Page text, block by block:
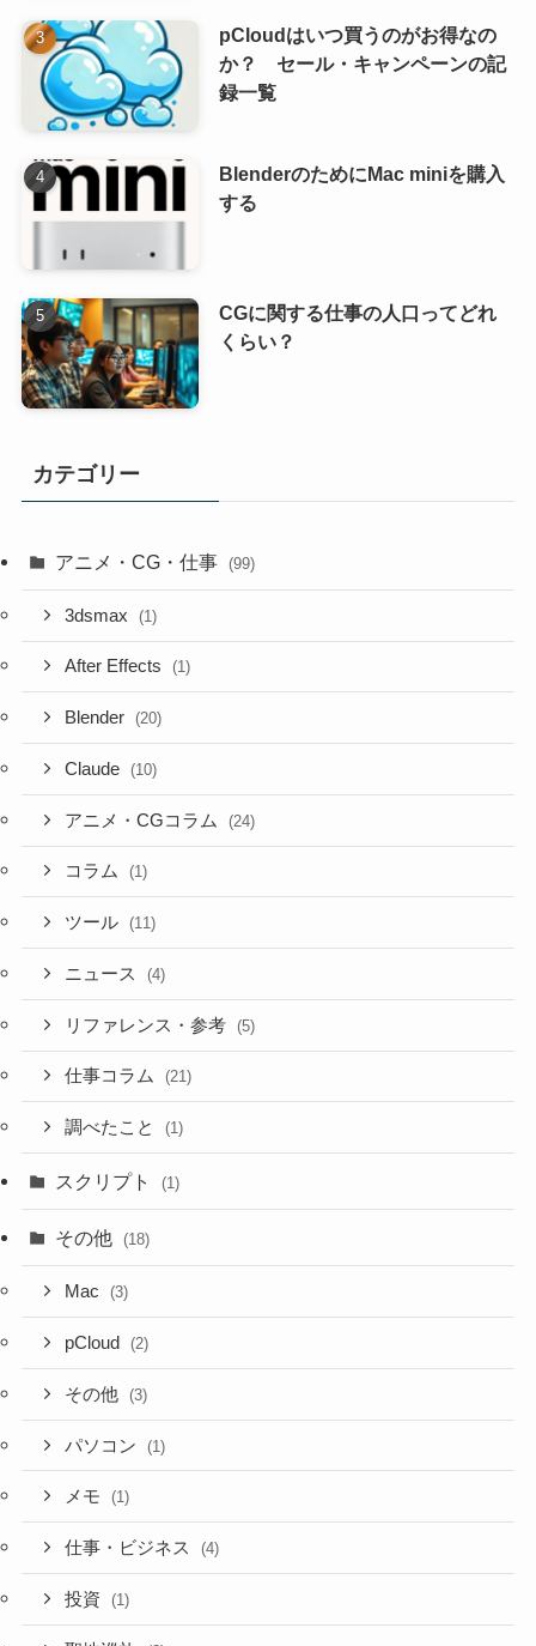
pCloudはいつ買うのがお得なの
か？ セール・キャンペーンの記
録一覧
BlenderのためにMac miniを購入
する
CGに関する仕事の人口ってどれ
くらい？
カテゴリー
アニメ・CG・仕事 (99)
3dsmax (1)
After Effects (1)
Blender (20)
Claude (10)
アニメ・CGコラム (24)
コラム (1)
ツール (11)
ニュース (4)
リファレンス・参考 (5)
仕事コラム (21)
調べたこと (1)
スクリプト (1)
その他 (18)
Mac (3)
pCloud (2)
その他 (3)
パソコン (1)
メモ (1)
仕事・ビジネス (4)
投資 (1)